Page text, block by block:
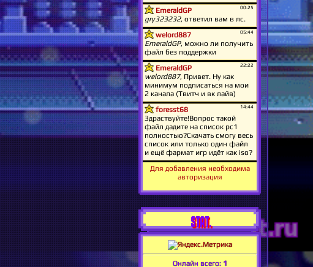
Для добавления необходима
авторизация
STAT.
Онлайн всего: 1